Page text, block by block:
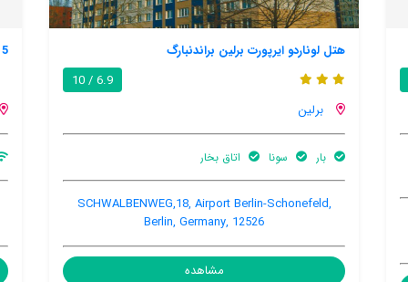
5 ب اند ب
اینترنت رایگان در اتاق
Schillerstraße 5, Steglitz - Zehlendorf, Berlin,
Germany, 14163